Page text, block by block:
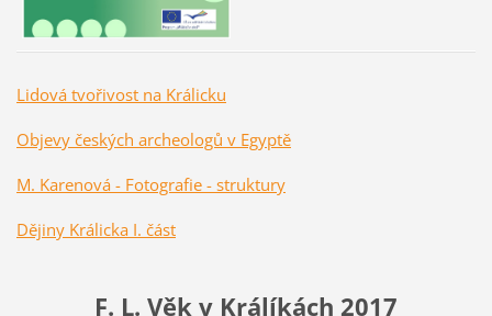
Lidová tvořivost na Králicku
Objevy českých archeologů v Egyptě
M. Karenová - Fotografie - struktury
Dějiny Králicka I. část
F. L. Věk v Králíkách 2017